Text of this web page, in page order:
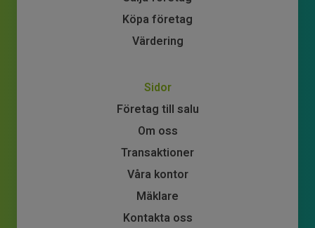
Köpa företag
Värdering
Sidor
Företag till salu
Om oss
Transaktioner
Våra kontor
Mäklare
Kontakta oss